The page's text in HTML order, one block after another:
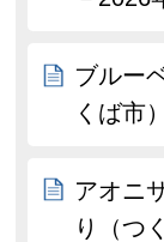
ブルー
くば市
アオニ
り（つ